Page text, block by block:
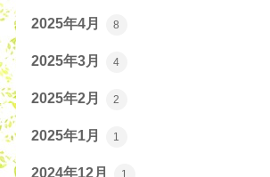
2025年4月 8
2025年3月 4
2025年2月 2
2025年1月 1
2024年12月 1